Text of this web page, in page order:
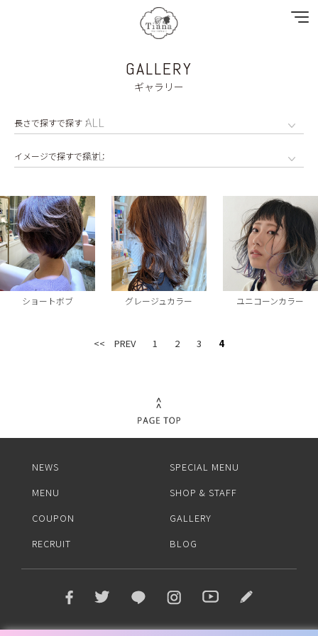
SPECIAL MENU
MENU
COUPON
GALLERY
RECRUIT
GALLERY
ギャラリー
ショートボブ グレージュカラー ユニコーンカラー
<< PREV 1 2 3 4
NEWS
SPECIAL MENU
MENU
SHOP & STAFF
COUPON
GALLERY
RECRUIT
BLOG